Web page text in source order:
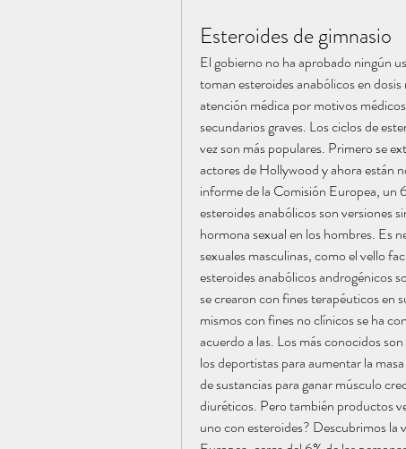
Esteroides de gimnasio
El gobierno no ha aprobado ningún
toman esteroides anabólicos en
atención médica por motivos
secundarios graves. Los ciclos de
vez son más populares. Primero se
actores de Hollywood y ahora están
informe de la Comisión Europea, un
esteroides anabólicos son versiones
hormona sexual en los hombres. Es
sexuales masculinas, como el vello
esteroides anabólicos androgénicos
se crearon con fines terapéuticos en
mismos con fines no clínicos se ha
acuerdo a las. Los más conocidos
los deportistas para aumentar la
de sustancias para ganar músculo
diuréticos. Pero también productos
uno con esteroides? Descubrimos la